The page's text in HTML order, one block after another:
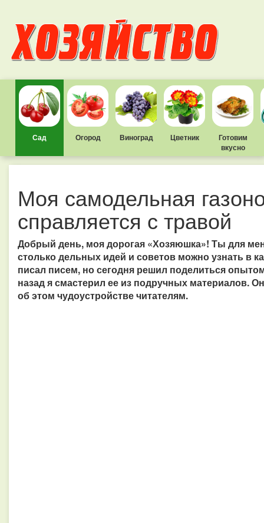
Сад Огород Виноград Цветник
Готовим
вкусно
Моя самодельная
справляется с травой
Добрый день, моя дорогая «Хозяюшка»! Ты для
столько дельных идей и советов можно узнать в
писал писем, но сегодня решил поделиться
назад я смастерил ее из подручных материалов.
об этом чудоустройстве читателям.